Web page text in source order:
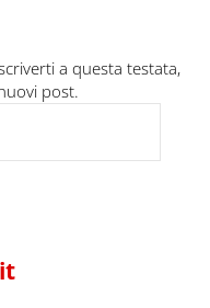
a questa testata,
post.